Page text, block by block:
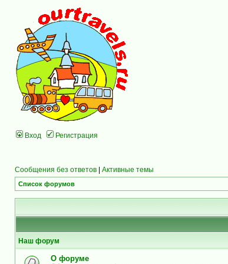
Вход Регистрация
Сообщения без ответов | Активные темы
Список форумов
Наш форум
О форуме